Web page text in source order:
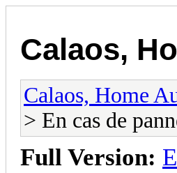
Calaos,
Calaos, Home
> En cas de
Full Version: